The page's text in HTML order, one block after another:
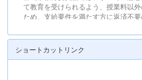
て教育を受けられるよう、授業料以
ため、支給要件を満たす方に返済不
（国公立）のご案内」と「確認シー
認方法」をご覧いただき、貴世帯が
まれ、給付を希望される場合は、期限
ショートカットリンク